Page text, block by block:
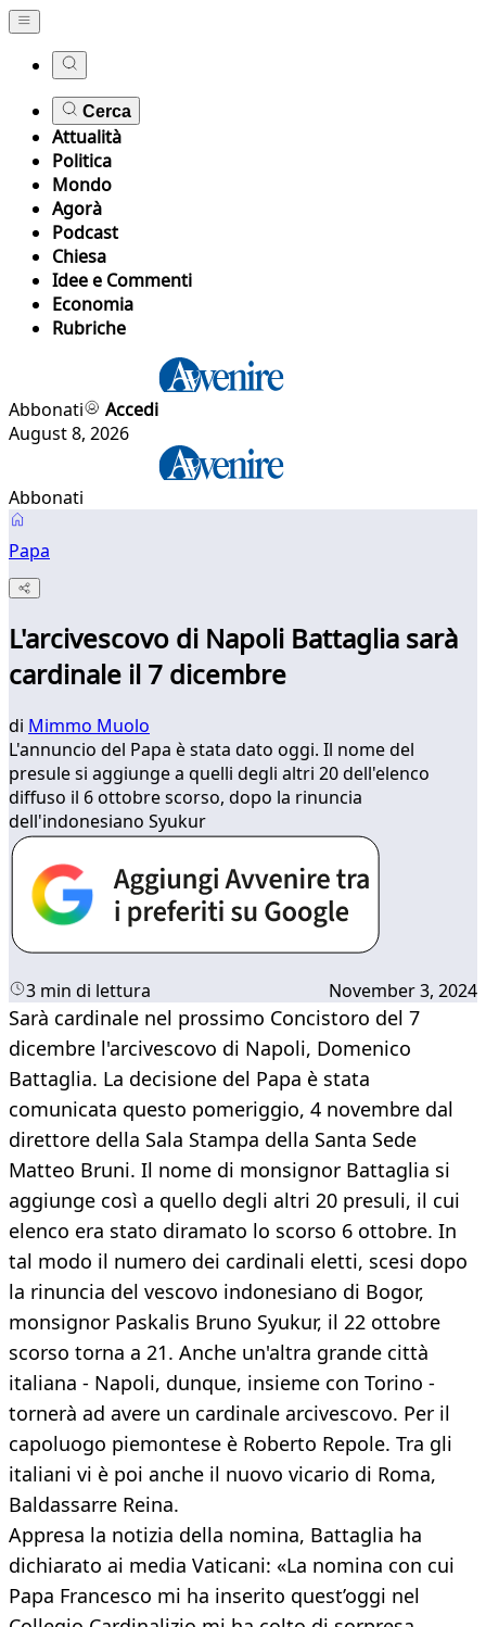
Cerca
Attualità
Politica
Mondo
Agorà
Podcast
Chiesa
Idee e Commenti
Economia
Rubriche
Abbonati
Accedi
August 8, 2026
Abbonati
Papa
L'arcivescovo di Napoli Battaglia sarà
cardinale il 7 dicembre
di Mimmo Muolo
L'annuncio del Papa è stata dato oggi. Il nome del
presule si aggiunge a quelli degli altri 20 dell'elenco
diffuso il 6 ottobre scorso, dopo la rinuncia
dell'indonesiano Syukur
3 min di lettura November 3, 2024
Sarà cardinale nel prossimo Concistoro del 7
dicembre l'arcivescovo di Napoli, Domenico
Battaglia. La decisione del Papa è stata
comunicata questo pomeriggio, 4 novembre dal
direttore della Sala Stampa della Santa Sede
Matteo Bruni. Il nome di monsignor Battaglia si
aggiunge così a quello degli altri 20 presuli, il cui
elenco era stato diramato lo scorso 6 ottobre. In
tal modo il numero dei cardinali eletti, scesi dopo
la rinuncia del vescovo indonesiano di Bogor,
monsignor Paskalis Bruno Syukur, il 22 ottobre
scorso torna a 21. Anche un'altra grande città
italiana - Napoli, dunque, insieme con Torino -
tornerà ad avere un cardinale arcivescovo. Per il
capoluogo piemontese è Roberto Repole. Tra gli
italiani vi è poi anche il nuovo vicario di Roma,
Baldassarre Reina.
Appresa la notizia della nomina, Battaglia ha
dichiarato ai media Vaticani: «La nomina con cui
Papa Francesco mi ha inserito quest’oggi nel